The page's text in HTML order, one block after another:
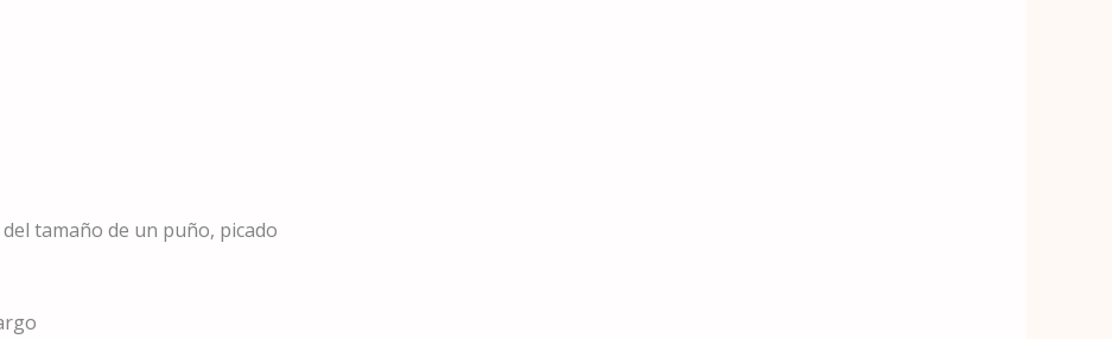
tamaño de un puño, picado